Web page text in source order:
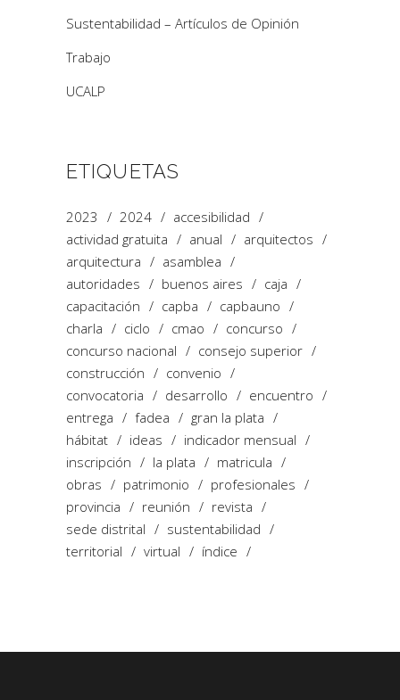
Sustentabilidad – Artículos de Opinión
Trabajo
UCALP
ETIQUETAS
2023 2024
accesibilidad
actividad gratuita
anual
arquitectos
arquitectura
asamblea
autoridades
buenos aires
caja
capacitación
capba
capbauno
charla
ciclo cmao
concurso
concurso nacional
consejo superior
construcción
convenio
convocatoria
desarrollo
encuentro
entrega
fadea
gran la plata
hábitat
ideas
indicador mensual
inscripción
la plata
matricula
obras
patrimonio
profesionales
provincia
reunión
revista
sede distrital
sustentabilidad
territorial
virtual índice